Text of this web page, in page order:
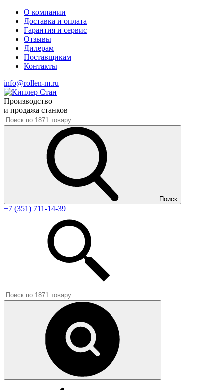
О компании
Доставка и оплата
Гарантия и сервис
Отзывы
Дилерам
Поставщикам
Контакты
info@rollen-m.ru
Производство
и продажа станков
Поиск
+7 (351) 711-14-39